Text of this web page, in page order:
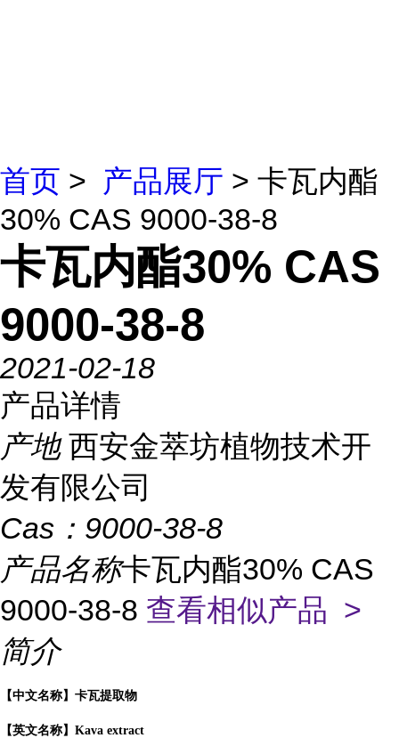
首页 > 产品展厅 > 卡瓦内酯
30% CAS 9000-38-8
卡瓦内酯30% CAS
9000-38-8
2021-02-18
产品详情
产地 西安金萃坊植物技术开
发有限公司
Cas： 9000-38-8
产品名称卡瓦内酯30% CAS
9000-38-8 查看相似产品 >
简介
【中文名称】卡瓦提取物
【英文名称】Kava extract